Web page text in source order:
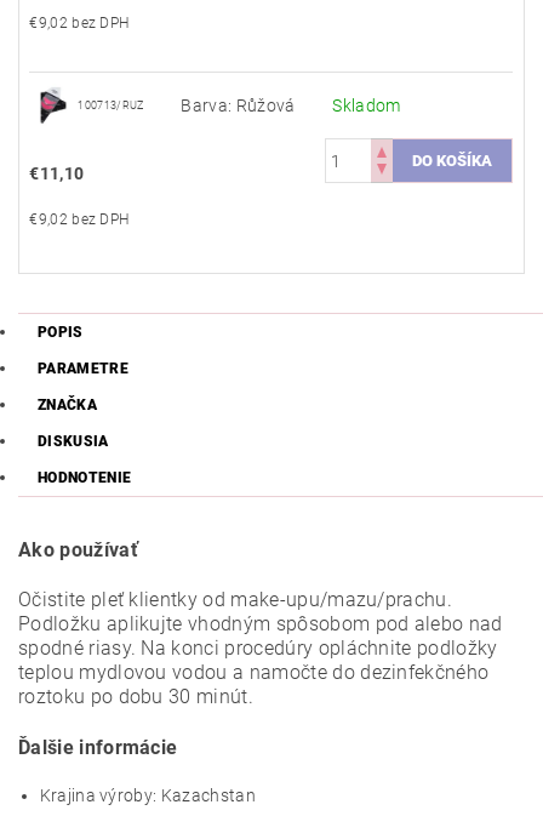
€9,02 bez DPH
100713/RUZ Barva: Růžová Skladom
€11,10
€9,02 bez DPH
POPIS
PARAMETRE
ZNAČKA
DISKUSIA
HODNOTENIE
Ako používať
Očistite pleť klientky od make-upu/mazu/prachu.
Podložku aplikujte vhodným spôsobom pod alebo nad
spodné riasy. Na konci procedúry opláchnite podložky
teplou mydlovou vodou a namočte do dezinfekčného
roztoku po dobu 30 minút.
Ďalšie informácie
Krajina výroby: Kazachstan